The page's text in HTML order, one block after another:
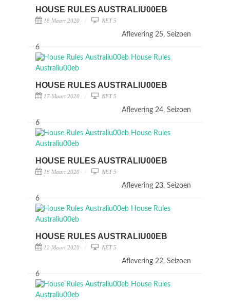
HOUSE RULES AUSTRALIU00EB
18 Maart 2020 NET 5
Aflevering 25, Seizoen
6
HOUSE RULES AUSTRALIU00EB
17 Maart 2020 NET 5
Aflevering 24, Seizoen
6
HOUSE RULES AUSTRALIU00EB
16 Maart 2020 NET 5
Aflevering 23, Seizoen
6
HOUSE RULES AUSTRALIU00EB
12 Maart 2020 NET 5
Aflevering 22, Seizoen
6